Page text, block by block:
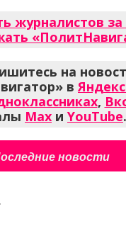
журналистов
на
в
,
Max и YouTube.
новости